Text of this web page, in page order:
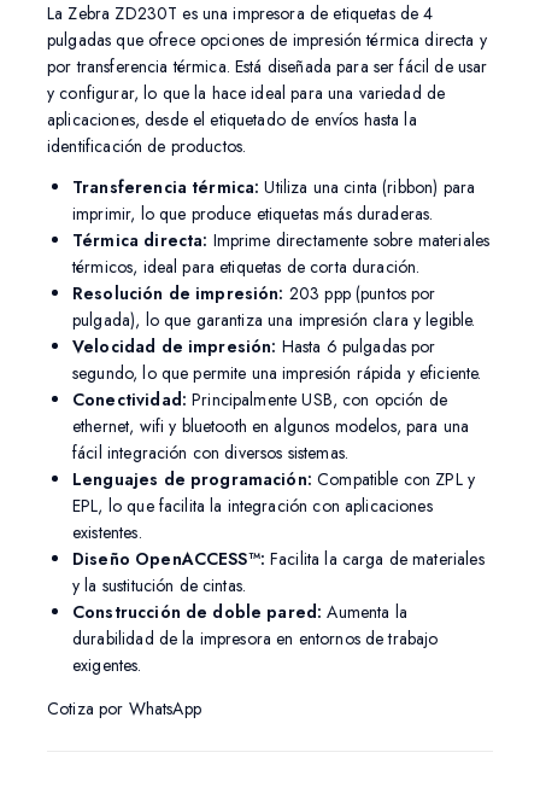
La Zebra ZD230T es una impresora de etiquetas de 4
pulgadas que ofrece opciones de impresión térmica directa y
por transferencia térmica. Está diseñada para ser fácil de usar
y configurar, lo que la hace ideal para una variedad de
aplicaciones, desde el etiquetado de envíos hasta la
identificación de productos.
Transferencia térmica: Utiliza una cinta (ribbon) para
imprimir, lo que produce etiquetas más duraderas.
Térmica directa: Imprime directamente sobre materiales
térmicos, ideal para etiquetas de corta duración.
Resolución de impresión: 203 ppp (puntos por
pulgada), lo que garantiza una impresión clara y legible.
Velocidad de impresión: Hasta 6 pulgadas por
segundo, lo que permite una impresión rápida y eficiente.
Conectividad: Principalmente USB, con opción de
ethernet, wifi y bluetooth en algunos modelos, para una
fácil integración con diversos sistemas.
Lenguajes de programación: Compatible con ZPL y
EPL, lo que facilita la integración con aplicaciones
existentes.
Diseño OpenACCESS™: Facilita la carga de materiales
y la sustitución de cintas.
Construcción de doble pared: Aumenta la
durabilidad de la impresora en entornos de trabajo
exigentes.
Cotiza por WhatsApp